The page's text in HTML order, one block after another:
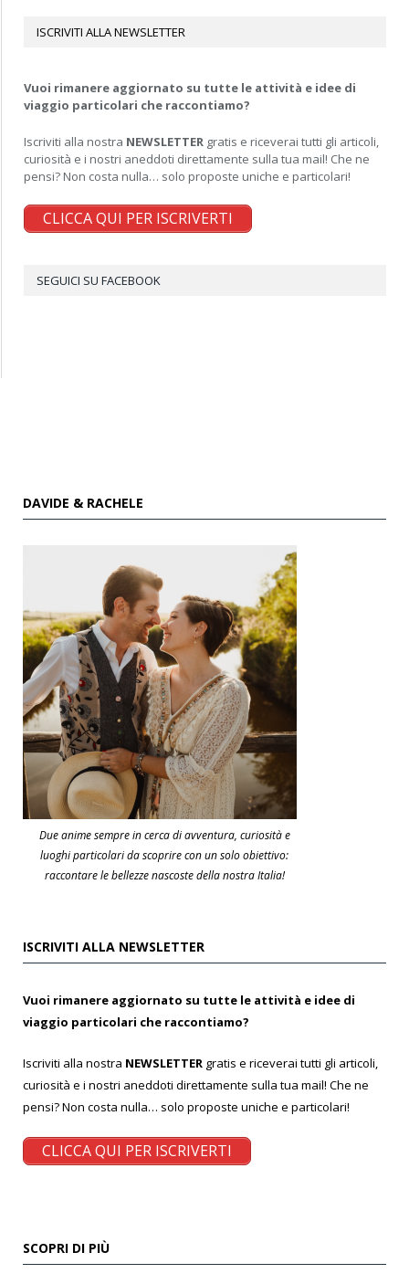
ISCRIVITI ALLA NEWSLETTER
Vuoi rimanere aggiornato su tutte le attività e idee di
viaggio particolari che raccontiamo?
Iscriviti alla nostra NEWSLETTER gratis e riceverai tutti gli articoli,
curiosità e i nostri aneddoti direttamente sulla tua mail! Che ne
pensi? Non costa nulla… solo proposte uniche e particolari!
CLICCA QUI PER ISCRIVERTI
SEGUICI SU FACEBOOK
DAVIDE & RACHELE
Due anime sempre in cerca di avventura, curiosità e
luoghi particolari da scoprire con un solo obiettivo:
raccontare le bellezze nascoste della nostra Italia!
ISCRIVITI ALLA NEWSLETTER
Vuoi rimanere aggiornato su tutte le attività e idee di
viaggio particolari che raccontiamo?
Iscriviti alla nostra NEWSLETTER gratis e riceverai tutti gli articoli,
curiosità e i nostri aneddoti direttamente sulla tua mail! Che ne
pensi? Non costa nulla… solo proposte uniche e particolari!
CLICCA QUI PER ISCRIVERTI
SCOPRI DI PIÙ